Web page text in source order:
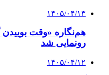
۱۴۰۵/۰۴/۱۳
هم‌نگاره «وقت
رونمایی شد
۱۴۰۵/۰۴/۱۲